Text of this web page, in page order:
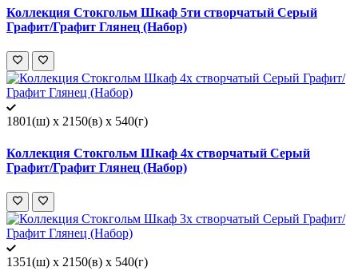
Коллекция Стокгольм Шкаф 5ти створчатый Серый
Графит/Графит Глянец (Набор)
1801(ш) x 2150(в) x 540(г)
Коллекция Стокгольм Шкаф 4х створчатый Серый
Графит/Графит Глянец (Набор)
1351(ш) x 2150(в) x 540(г)